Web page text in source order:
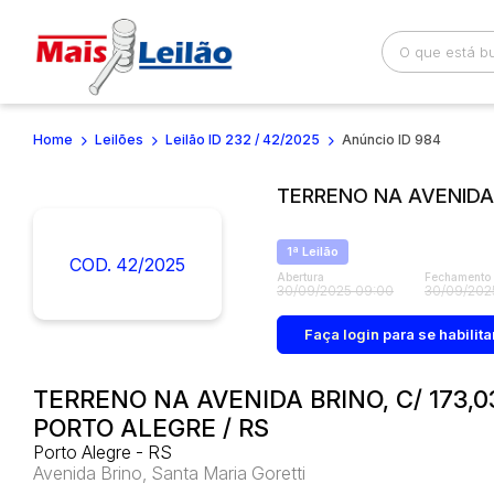
Busca por palavra-chave Categoria
Home Leilões Leilão ID 232 / 42/2025 Anúncio ID 984
COD. 42/2025
TERRENO NA
1ª Leilão
Abertura
30/09/2025 09:00
Fechamento
30/09/
Faça login para se
TERRENO NA AVENIDA BRINO, C/
PORTO ALEGRE / RS
Porto Alegre - RS
Avenida Brino, Santa Maria Goretti